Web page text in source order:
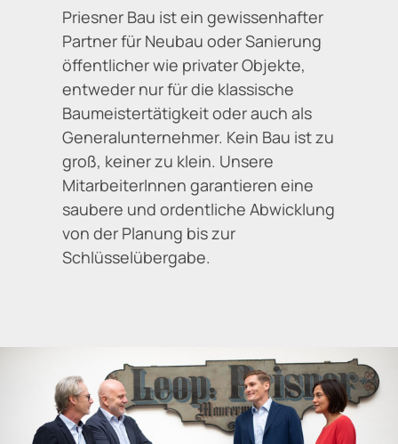
Priesner Bau ist ein gewissenhafter
Partner für Neubau oder Sanierung
öffentlicher wie privater Objekte,
entweder nur für die klassische
Baumeistertätigkeit oder auch als
Generalunternehmer. Kein Bau ist zu
groß, keiner zu klein. Unsere
MitarbeiterInnen garantieren eine
saubere und ordentliche Abwicklung
von der Planung bis zur
Schlüsselübergabe.